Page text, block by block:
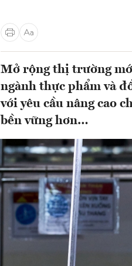
Mở rộng thị trường
ngành thực phẩm và
với yêu cầu nâng cao
bền vững hơn…